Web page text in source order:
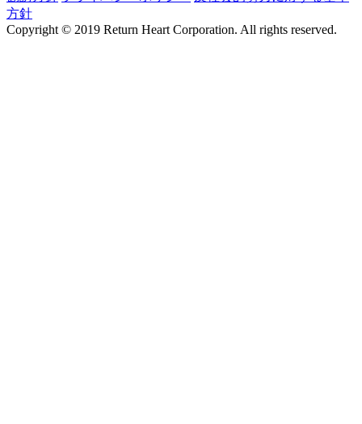
方針
Copyright © 2019 Return Heart Corporation. All rights reserved.